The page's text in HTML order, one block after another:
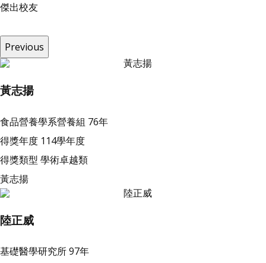
傑出校友
Previous
黃志揚
食品營養學系營養組 76年
得獎年度 114學年度
得獎類型 學術卓越類
黃志揚
陸正威
基礎醫學研究所97年